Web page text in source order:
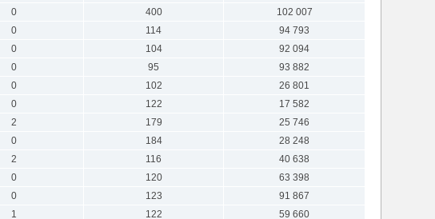
0 400
102 007
0 114
94 793
0 104
92 094
0 95
93 882
0 102
26 801
0 122
17 582
2 179
25 746
0 184
28 248
2 116
40 638
0 120
63 398
0 123
91 867
1 122
59 660